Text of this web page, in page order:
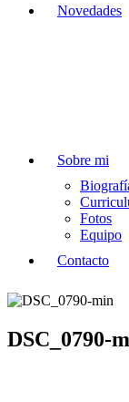
Novedades
Sobre mi
Fotos
Equipo
Contacto
DSC_0790-